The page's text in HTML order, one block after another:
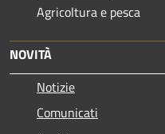
Agricoltura e pesca
NOVITÀ
Notizie
Comunicati